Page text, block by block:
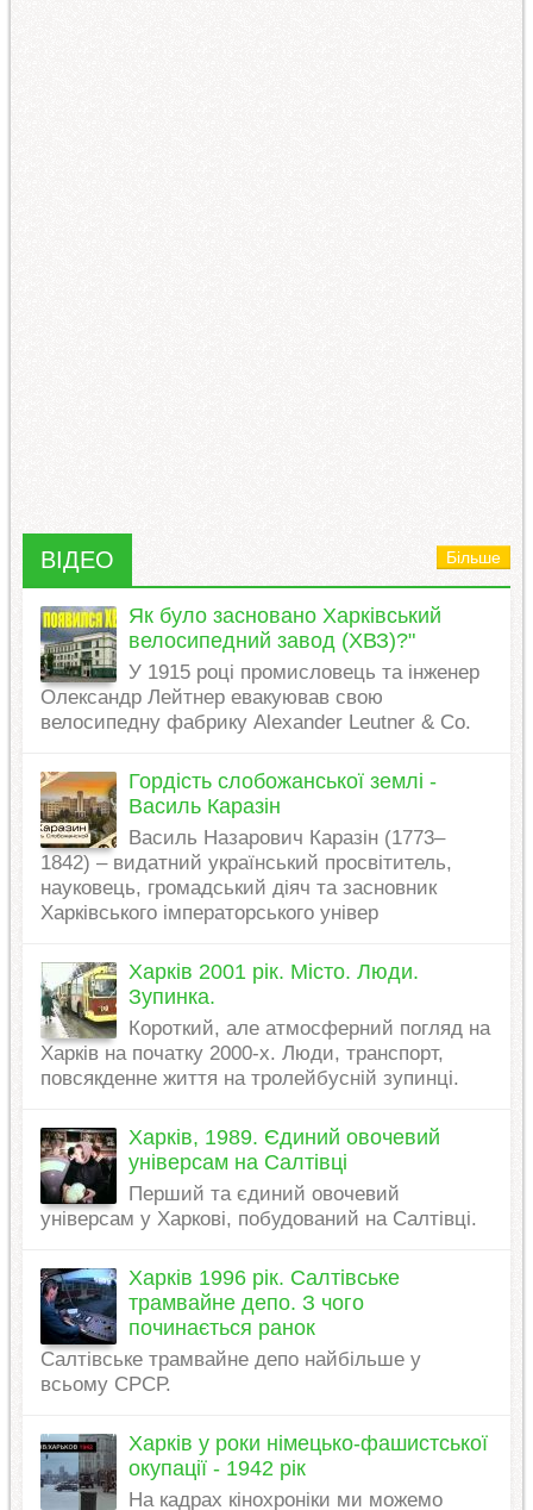
ВІДЕО Більше
Як було засновано Харківський
велосипедний завод (ХВЗ)?"
У 1915 році промисловець та інженер
Олександр Лейтнер евакуював свою
велосипедну фабрику Alexander Leutner & Co.
Гордість слобожанської землі -
Василь Каразін
Василь Назарович Каразін (1773–
1842) – видатний український просвітитель,
науковець, громадський діяч та засновник
Харківського імператорського універ
Харків 2001 рік. Місто. Люди.
Зупинка.
Короткий, але атмосферний погляд на
Харків на початку 2000-х. Люди, транспорт,
повсякденне життя на тролейбусній зупинці.
Харків, 1989. Єдиний овочевий
універсам на Салтівці
Перший та єдиний овочевий
універсам у Харкові, побудований на Салтівці.
Харків 1996 рік. Салтівське
трамвайне депо. З чого
починається ранок
Салтівське трамвайне депо найбільше у
всьому СРСР.
Харків у роки німецько-фашистської
окупації - 1942 рік
На кадрах кінохроніки ми можемо